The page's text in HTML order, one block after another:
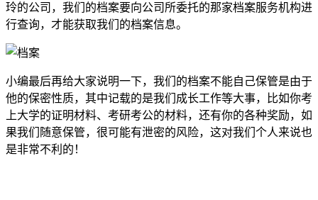
玲的公司，我们的档案要向公司所委托的那家档案服务机构进
行查询，才能获取我们的档案信息。
小编最后再给大家说明一下，我们的档案不能自己保管是由于
他的保密性质，其中记载的是我们成长工作等大事，比如你考
上大学的证明材料、考研考公的材料，还有你的各种奖励，如
果我们随意保管，很可能有泄密的风险，这对我们个人来说也
是非常不利的！